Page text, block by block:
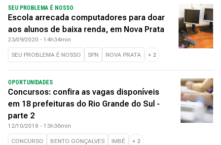
SEU PROBLEMA É NOSSO
Escola arrecada computadores para doar
aos alunos de baixa renda, em Nova Prata
23/09/2020 - 14h34min
SEU PROBLEMA É NOSSO SPN NOVA PRATA + 2
OPORTUNIDADES
Concursos: confira as vagas disponíveis
em 18 prefeituras do Rio Grande do Sul -
parte 2
12/10/2018 - 13h36min
CONCURSO BENTO GONÇALVES IMBÉ + 2